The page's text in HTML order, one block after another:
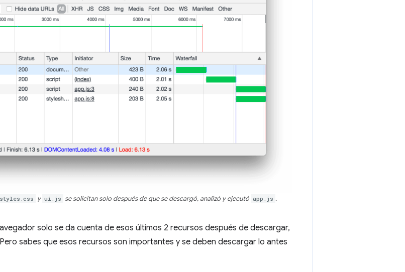
styles.css y ui.js se solicitan solo después de que se descargó, analizó y ejecutó app.js .
solo se da cuenta de esos últimos 2 recursos después de descargar,
sabes que esos recursos son importantes y se deben descargar lo antes